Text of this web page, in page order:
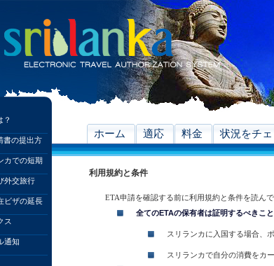
？
書の提出方
カでの短期
外交旅行
ビザの延長
ス
通知
ホーム 適応 料金 状況をチェ
利用規約と条件
ETA申請を確認する前に利用規約と条件を読んで
全てのETAの保有者は証明するべきこと
スリランカに入国する場合、
スリランカで自分の消費をカ